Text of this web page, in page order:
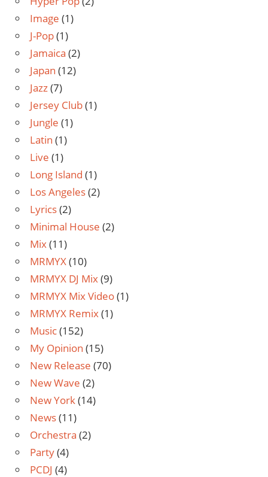
Image (1)
J-Pop(1)
Jamaica (2)
Japan (12)
Jazz(7)
Jersey Club(1)
Jungle (1)
Latin (1)
Live (1)
Long Island (1)
Los Angeles(2)
Lyrics(2)
Minimal House (2)
Mix(11)
MRMYX(10)
MRMYX DJ Mix(9)
MRMYX Mix Video(1)
MRMYX Remix(1)
Music(152)
My Opinion (15)
New Release (70)
New Wave (2)
New York(14)
News(11)
Orchestra (2)
Party(4)
PCDJ (4)